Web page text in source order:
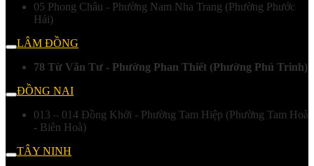
05 Phong Châu - Phường Nam Nha Trang (Phường Phước
Hải)
LÂM ĐỒNG
78 Từ Văn Tư - Phường Phan Thiết (Phường Phú Trinh)
ĐỒNG NAI
013 – 014 Đồng Khởi - Phường Tam Hiệp (Phường Tam Hoà
- Biên Hoà)
TÂY NINH